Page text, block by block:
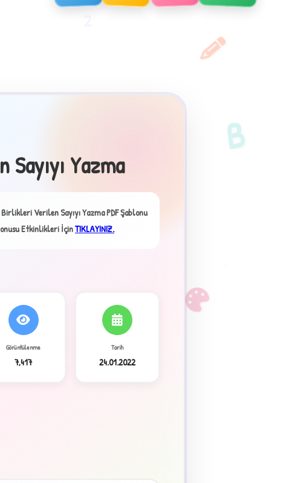
Yazma
Verilen Sayıyı Yazma PDF Şablonu
Etkinlikleri İçinTIKLAYINIZ.
Görüntülenme
7,417
Tarih
24.01.2022
B